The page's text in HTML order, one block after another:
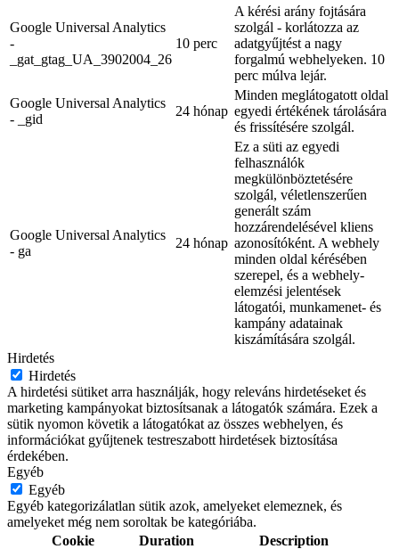
Google Universal Analytics
-
_gat_gtag_UA_3902004_26
10 perc
A kérési arány fojtására
szolgál - korlátozza az
adatgyűjtést a nagy
forgalmú webhelyeken. 10
perc múlva lejár.
Google Universal Analytics
- _gid
24 hónap
Minden meglátogatott oldal
egyedi értékének tárolására
és frissítésére szolgál.
Google Universal Analytics
- ga
24 hónap
Ez a süti az egyedi
felhasználók
megkülönböztetésére
szolgál, véletlenszerűen
generált szám
hozzárendelésével kliens
azonosítóként. A webhely
minden oldal kérésében
szerepel, és a webhely-
elemzési jelentések
látogatói, munkamenet- és
kampány adatainak
kiszámítására szolgál.
Hirdetés
Hirdetés
A hirdetési sütiket arra használják, hogy releváns hirdetéseket és
marketing kampányokat biztosítsanak a látogatók számára. Ezek a
sütik nyomon követik a látogatókat az összes webhelyen, és
információkat gyűjtenek testreszabott hirdetések biztosítása
érdekében.
Egyéb
Egyéb
Egyéb kategorizálatlan sütik azok, amelyeket elemeznek, és
amelyeket még nem soroltak be kategóriába.
Cookie
Duration Description